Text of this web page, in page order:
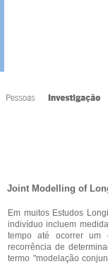
Joint Modelling of
Em muitos Estudos
indivíduo incluem
tempo até ocorrer um
recorrência de
termo "modelação